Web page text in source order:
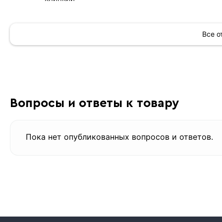
Все
Вопросы и ответы к товару
Пока нет опубликованных вопросов и ответов.